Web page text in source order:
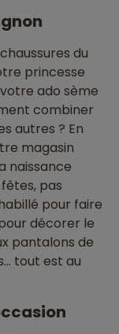
du
princesse
ado sème
combiner
autres ? En
magasin
naissance
fêtes, pas
pour faire
décorer le
pantalons de
tout est au